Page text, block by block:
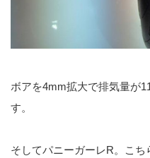
ボアを4mm拡大で排気量が
す。
そしてパニーガーレR。こ